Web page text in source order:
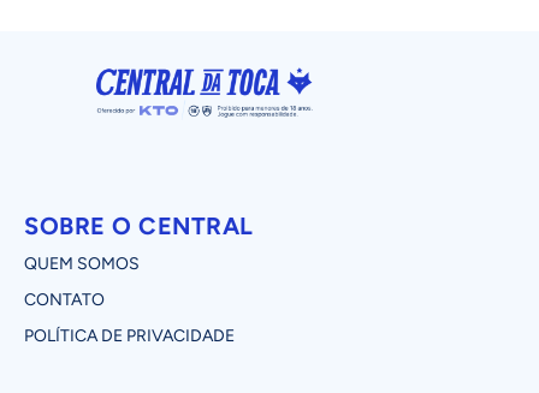
SOBRE O CENTRAL
QUEM SOMOS
CONTATO
POLÍTICA DE PRIVACIDADE